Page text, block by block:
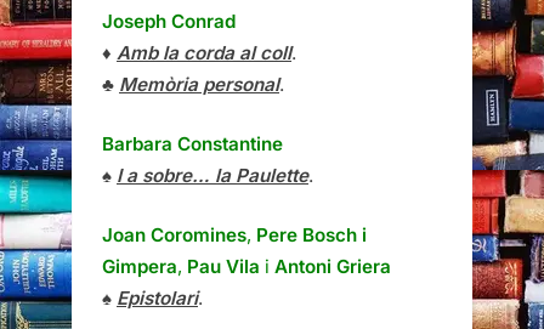
Joseph Conrad
♦ Amb la corda al coll.
♣ Memòria personal.
Barbara Constantine
♠ I a sobre… la Paulette.
Joan Coromines, Pere Bosch i
Gimpera, Pau Vila i Antoni Griera
♠ Epistolari.